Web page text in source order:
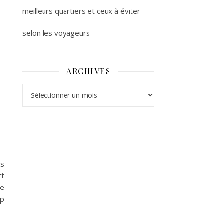
meilleurs quartiers et ceux à éviter
selon les voyageurs
ARCHIVES